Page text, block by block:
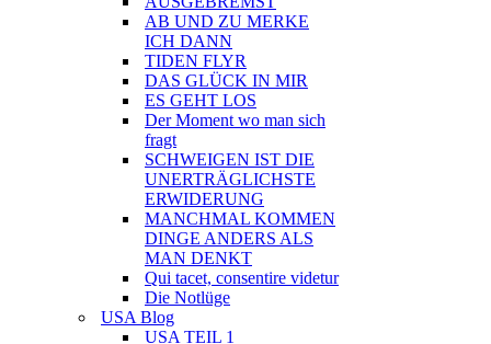
AB UND ZU MERKE
ICH DANN
TIDEN FLYR
DAS GLÜCK IN MIR
ES GEHT LOS
Der Moment wo man sich
fragt
SCHWEIGEN IST DIE
UNERTRÄGLICHSTE
ERWIDERUNG
MANCHMAL KOMMEN
DINGE ANDERS ALS
MAN DENKT
Qui tacet, consentire videtur
Die Notlüge
USA Blog
USA TEIL 1